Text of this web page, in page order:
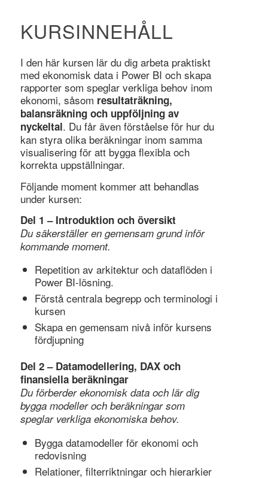
KURSINNEHÅLL
I den här kursen lär du dig arbeta praktiskt
med ekonomisk data i Power BI och skapa
rapporter som speglar verkliga behov inom
ekonomi, såsom resultaträkning,
balansräkning och uppföljning av
nyckeltal. Du får även förståelse för hur du
kan styra olika beräkningar inom samma
visualisering för att bygga flexibla och
korrekta uppställningar.
Följande moment kommer att behandlas
under kursen:
Del 1 – Introduktion och översikt
Du säkerställer en gemensam grund inför
kommande moment.
Repetition av arkitektur och dataflöden i
Power BI-lösning.
Förstå centrala begrepp och terminologi i
kursen
Skapa en gemensam nivå inför kursens
fördjupning
Del 2 – Datamodellering, DAX och
finansiella beräkningar
Du förberder ekonomisk data och lär dig
bygga modeller och beräkningar som
speglar verkliga ekonomiska behov.
Bygga datamodeller för ekonomi och
redovisning
Relationer, filterriktningar och hierarkier